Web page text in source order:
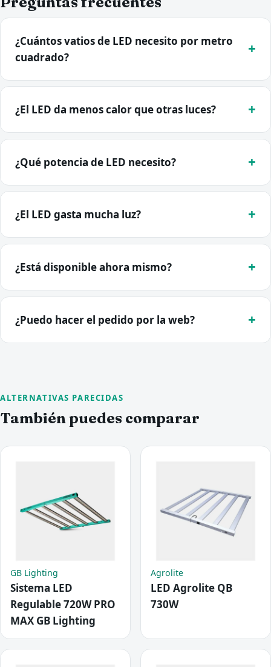
¿Cuántos vatios de LED necesito por metro
cuadrado?
¿El LED da menos calor que otras luces?
¿Qué potencia de LED necesito?
¿El LED gasta mucha luz?
¿Está disponible ahora mismo?
¿Puedo hacer el pedido por la web?
ALTERNATIVAS PARECIDAS
También puedes comparar
GB Lighting
Sistema LED
Regulable 720W PRO
MAX GB Lighting
Agrolite
LED Agrolite QB
730W